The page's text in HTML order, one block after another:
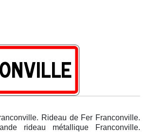
Rideau de Fer Franconville.
rideau métallique Franconville.